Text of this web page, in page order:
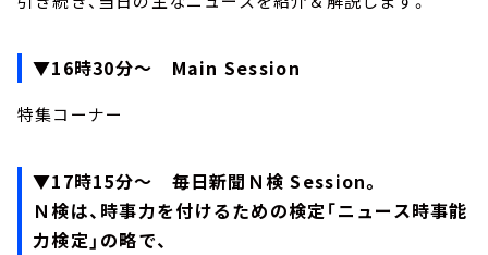
▼16時30分～ Main Session
特集コーナー
▼17時15分～ 毎日新聞Ｎ検 Session。
Ｎ検は、時事力を付けるための検定「ニュース時事能
力検定」の略で、